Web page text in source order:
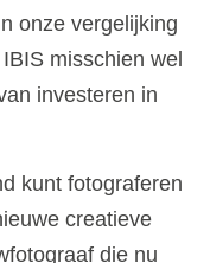
onze vergelijking
misschien wel
investeren in
kunt fotograferen
creatieve
die nu